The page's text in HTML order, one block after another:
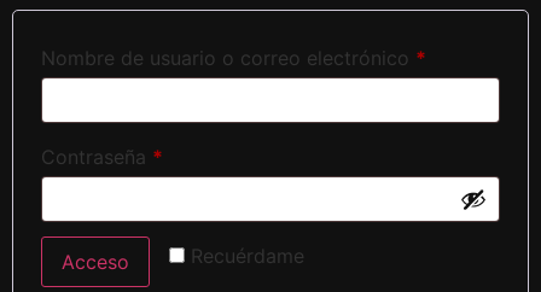
Nombre de usuario o correo electrónico *
Contraseña *
Recuérdame
Acceso